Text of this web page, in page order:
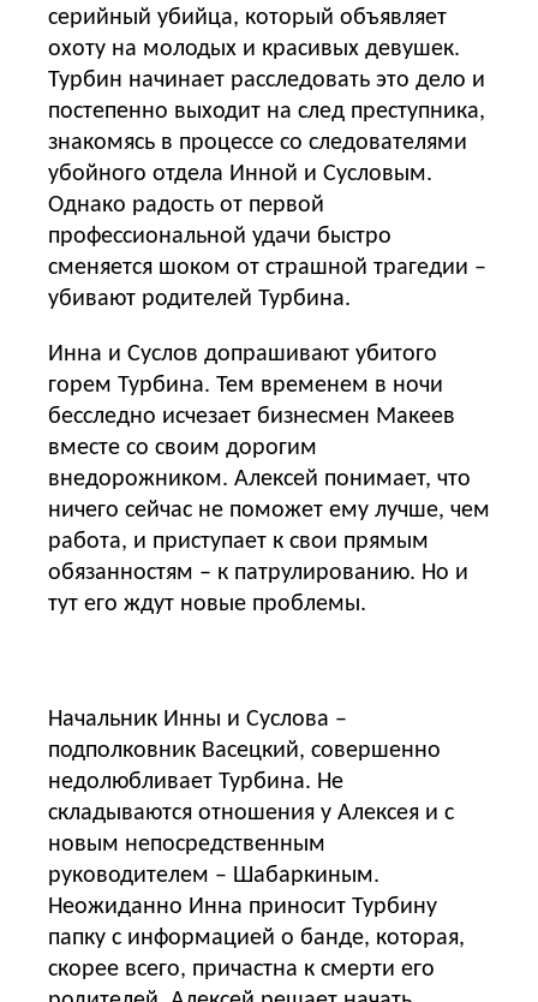
серийный убийца, который объявляет
охоту на молодых и красивых девушек.
Турбин начинает расследовать это дело и
постепенно выходит на след преступника,
знакомясь в процессе со следователями
убойного отдела Инной и Сусловым.
Однако радость от первой
профессиональной удачи быстро
сменяется шоком от страшной трагедии –
убивают родителей Турбина.
Инна и Суслов допрашивают убитого
горем Турбина. Тем временем в ночи
бесследно исчезает бизнесмен Макеев
вместе со своим дорогим
внедорожником. Алексей понимает, что
ничего сейчас не поможет ему лучше, чем
работа, и приступает к свои прямым
обязанностям – к патрулированию. Но и
тут его ждут новые проблемы.
Начальник Инны и Суслова –
подполковник Васецкий, совершенно
недолюбливает Турбина. Не
складываются отношения у Алексея и с
новым непосредственным
руководителем – Шабаркиным.
Неожиданно Инна приносит Турбину
папку с информацией о банде, которая,
скорее всего, причастна к смерти его